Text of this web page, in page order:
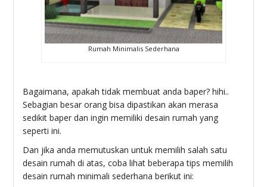
Rumah Minimalis Sederhana
Bagaimana, apakah tidak membuat anda baper? hihi..
Sebagian besar orang bisa dipastikan akan merasa
sedikit baper dan ingin memiliki desain rumah yang
seperti ini.
Dan jika anda memutuskan untuk memilih salah satu
desain rumah di atas, coba lihat beberapa tips memilih
desain rumah minimali sederhana berikut ini: